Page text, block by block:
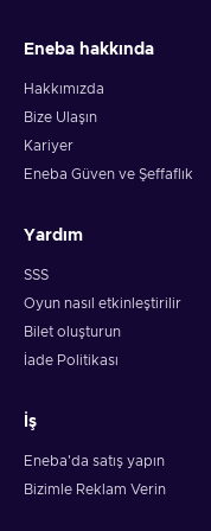
redeem your whole
you should give it up
Eneba hakkında
Hakkımızda
Bize Ulaşın
Kariyer
Eneba Güven ve Şeffaflık
Yardım
SSS
Oyun nasıl etkinleştirilir
Bilet oluşturun
İade Politikası
İş
Eneba'da satış yapın
Bizimle Reklam Verin